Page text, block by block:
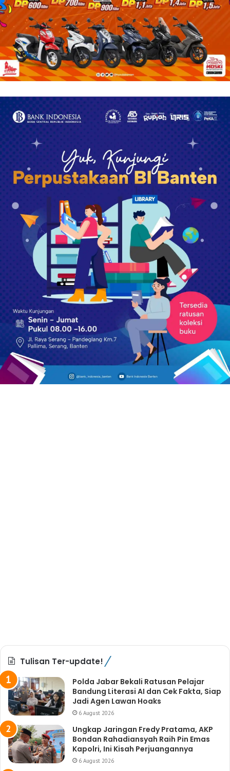
Tulisan Ter-update!
Polda Jabar Bekali Ratusan Pelajar
Bandung Literasi AI dan Cek Fakta, Siap
Jadi Agen Lawan Hoaks
6 August 2026
Ungkap Jaringan Fredy Pratama, AKP
Bondan Rahadiansyah Raih Pin Emas
Kapolri, Ini Kisah Perjuangannya
6 August 2026